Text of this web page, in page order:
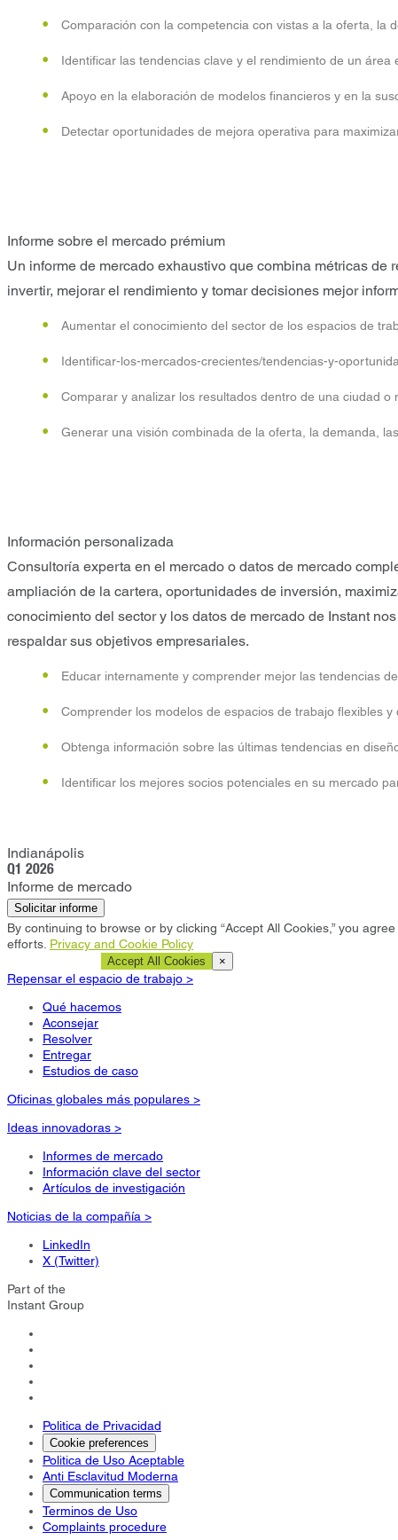
Comparación con la competencia con vistas a la oferta, la
Identificar las tendencias clave y el rendimiento de un área
Apoyo en la elaboración de modelos financieros y en la
Detectar oportunidades de mejora operativa para
Informe sobre el mercado prémium
Un informe de mercado exhaustivo que combina métricas
invertir, mejorar el rendimiento y tomar decisiones mejor
Aumentar el conocimiento del sector de los espacios de
Identificar-los-mercados-crecientes/tendencias-y-
Comparar y analizar los resultados dentro de una ciudad o
Generar una visión combinada de la oferta, la demanda,
Información personalizada
Consultoría experta en el mercado o datos de mercado
ampliación de la cartera, oportunidades de inversión,
conocimiento del sector y los datos de mercado de Instant
respaldar sus objetivos empresariales.
Educar internamente y comprender mejor las tendencias
Comprender los modelos de espacios de trabajo flexibles
Obtenga información sobre las últimas tendencias en
Identificar los mejores socios potenciales en su mercado
Indianápolis
Q1 2026
Informe de mercado
Solicitar informe
By continuing to browse or by clicking “Accept All Cookies,” you
efforts. Privacy and Cookie Policy
Accept All Cookies ×
Repensar el espacio de trabajo >
Qué hacemos
Aconsejar
Resolver
Entregar
Estudios de caso
Oficinas globales más populares >
Ideas innovadoras >
Informes de mercado
Información clave del sector
Artículos de investigación
Noticias de la compañía >
LinkedIn
X (Twitter)
Part of the
Instant Group
Politica de Privacidad
Cookie preferences
Politica de Uso Aceptable
Anti Esclavitud Moderna
Communication terms
Terminos de Uso
Complaints procedure